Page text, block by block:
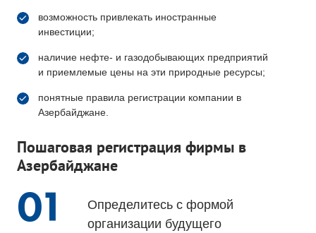
возможность привлекать иностранные
инвестиции;
наличие нефте- и газодобывающих предприятий
и приемлемые цены на эти природные ресурсы;
понятные правила регистрации компании в
Азербайджане.
Пошаговая регистрация фирмы в
Азербайджане
01
Определитесь с формой
организации будущего